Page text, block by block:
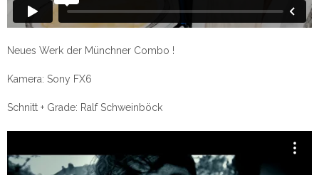
Neues Werk der Münchner Combo !
Kamera: Sony FX6
Schnitt + Grade: Ralf Schweinböck